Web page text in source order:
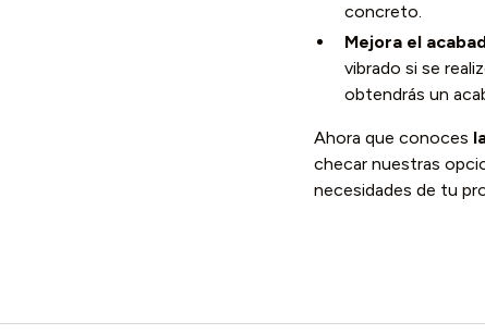
concreto.
Mejora el
vibrado si se
obtendrás un
Ahora que conoces
checar nuestras
necesidades de tu